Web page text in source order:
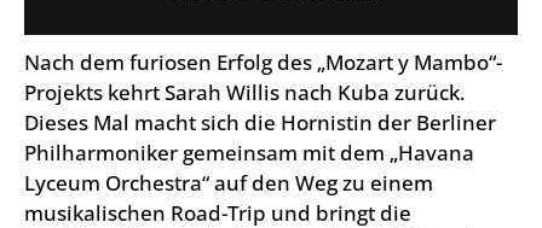
Nach dem furiosen Erfolg des „Mozart y Mambo“-
Projekts kehrt Sarah Willis nach Kuba zurück.
Dieses Mal macht sich die Hornistin der Berliner
Philharmoniker gemeinsam mit dem „Havana
Lyceum Orchestra“ auf den Weg zu einem
musikalischen Road-Trip und bringt die